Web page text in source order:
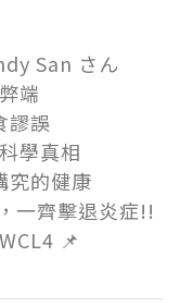
San さん
端
謬誤
學真相
究的健康
一齊擊退炎症!!
📌